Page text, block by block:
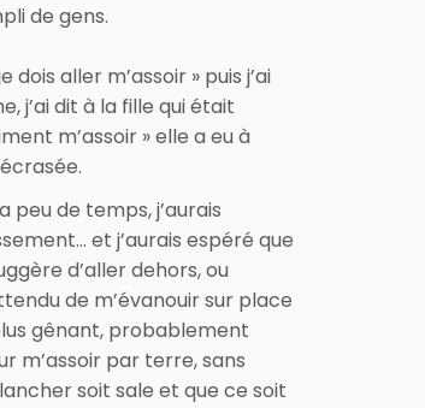
de gens.
dois aller m’assoir » puis j’ai
j’ai dit à la fille qui était
m’assoir » elle a eu à
peu de temps, j’aurais
et j’aurais espéré que
d’aller dehors, ou
de m’évanouir sur place
gênant, probablement
m’assoir par terre, sans
soit sale et que ce soit